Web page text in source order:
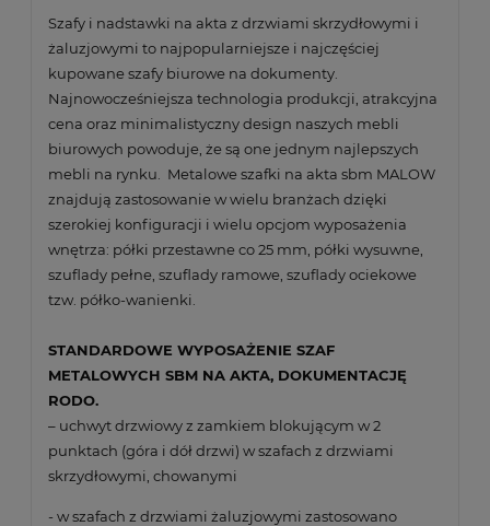
Szafy i nadstawki na akta z drzwiami skrzydłowymi i
żaluzjowymi to najpopularniejsze i najczęściej
kupowane szafy biurowe na dokumenty.
Najnowocześniejsza technologia produkcji, atrakcyjna
cena oraz minimalistyczny design naszych mebli
biurowych powoduje, że są one jednym najlepszych
mebli na rynku. Metalowe szafki na akta sbm MALOW
znajdują zastosowanie w wielu branżach dzięki
szerokiej konfiguracji i wielu opcjom wyposażenia
wnętrza: półki przestawne co 25 mm, półki wysuwne,
szuflady pełne, szuflady ramowe, szuflady ociekowe
tzw. półko-wanienki.
STANDARDOWE WYPOSAŻENIE SZAF
METALOWYCH SBM NA AKTA, DOKUMENTACJĘ
RODO.
– uchwyt drzwiowy z zamkiem blokującym w 2
punktach (góra i dół drzwi) w szafach z drzwiami
skrzydłowymi, chowanymi
- w szafach z drzwiami żaluzjowymi zastosowano